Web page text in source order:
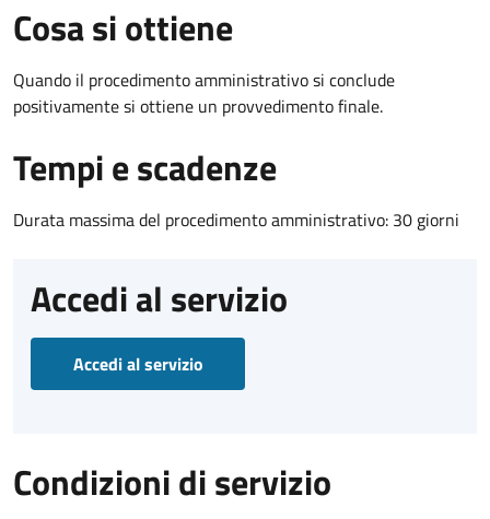
Cosa si ottiene
Quando il procedimento amministrativo si conclude
positivamente si ottiene un provvedimento finale.
Tempi e scadenze
Durata massima del procedimento amministrativo: 30 giorni
Accedi al servizio
Accedi al servizio
Condizioni di servizio